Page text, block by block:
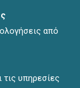
από
τις υπηρεσίες